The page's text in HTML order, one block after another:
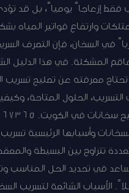
فقط إزعاجاً يومياً، بل قد تؤدي
وارتفاع فواتير المياه
في السخان، فإن التصرف
المشكلة. في هذا الدليل
معرفته عن تصليح تسريب
الحلول المتاحة،
وأسبابها الرئيسية
تتراوح بين البسيطة
في تحديد الحل المناسب
الأسباب الشائعة لتسريب